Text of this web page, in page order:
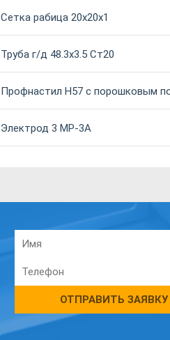
Сетка рабица 20х20х1
Труба г/д 48.3х3.5 Ст20
Профнастил Н57 с порошковым
Электрод 3 МР-3А
ОТПРАВИТЬ ЗАЯВКУ